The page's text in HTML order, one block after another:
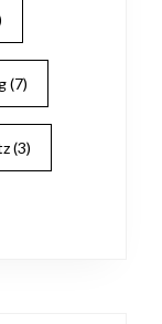
(7)
(3)